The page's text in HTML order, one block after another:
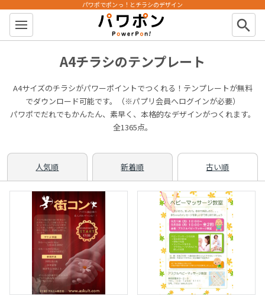
パワポン
パワポでポンっ！とチラシのデザイン
search
A4チラシのテンプレート
A4サイズのチラシがパワーポイントでつくれる！テンプレートが無料
でダウンロード可能です。（※パプリ会員へログインが必要）
パワポでだれでもかんたん、素早く、本格的なデザインがつくれます。
全1365点。
人気順 新着順 古い順